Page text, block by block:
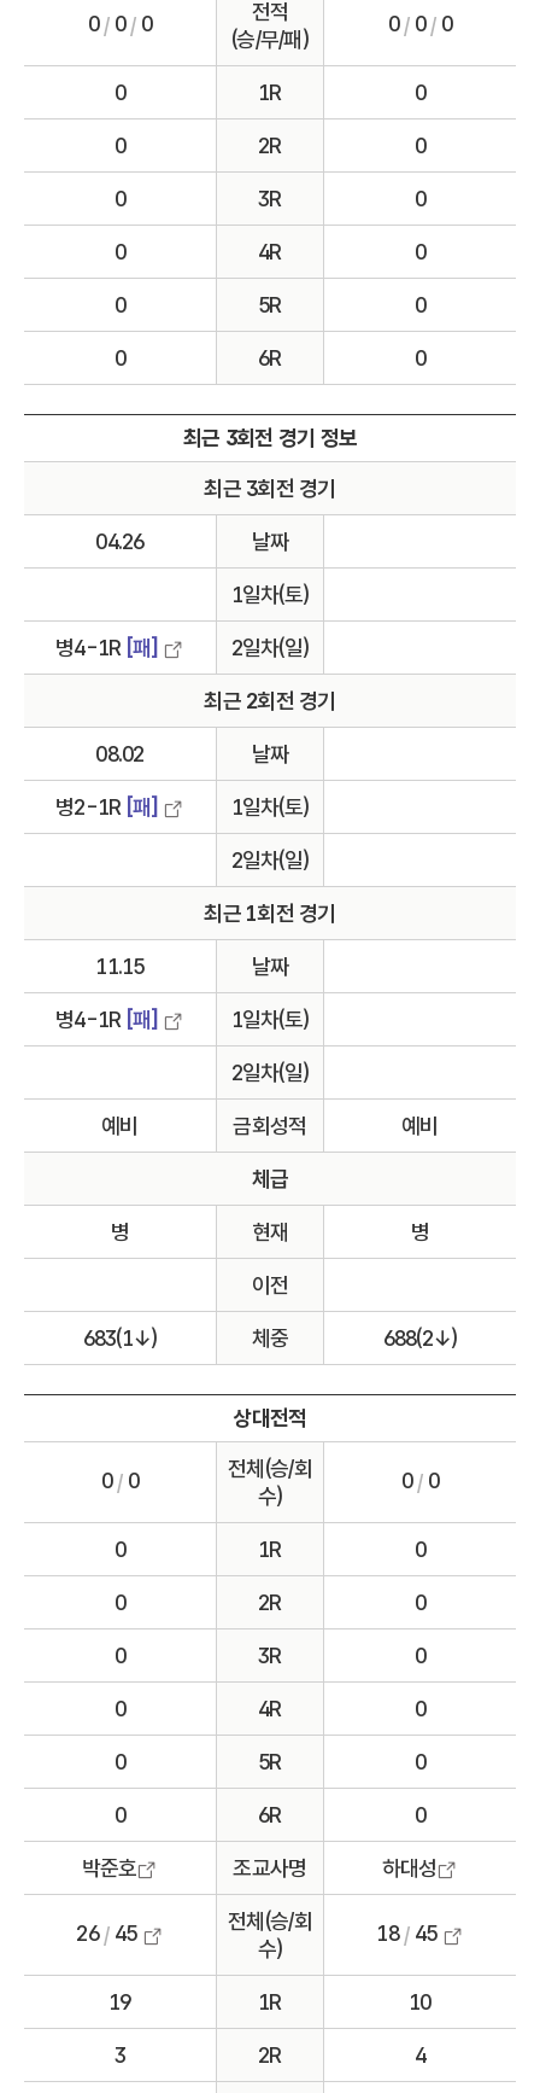
전적
(승/무/패)
0/0/0 0/0/0
1R
0 0
2R
0 0
3R
0 0
4R
0 0
5R
0 0
6R
0 0
최근 3회전 경기 정보
최근 3회전 경기
날짜
04.26
1일차(토)
2일차(일)
병4-1R [패]
최근 2회전 경기
날짜
08.02
1일차(토)
병2-1R [패]
2일차(일)
최근 1회전 경기
날짜
11.15
1일차(토)
병4-1R [패]
2일차(일)
금회성적
예비 예비
체급
현재
병 병
이전
체중
683(1↓) 688(2↓)
상대전적
전체(승/회
수)
0/0 0/0
1R
0 0
2R
0 0
3R
0 0
4R
0 0
5R
0 0
6R
0 0
조교사명
박준호 하대성
전체(승/회
수)
26/45 18/45
1R
19 10
2R
3 4